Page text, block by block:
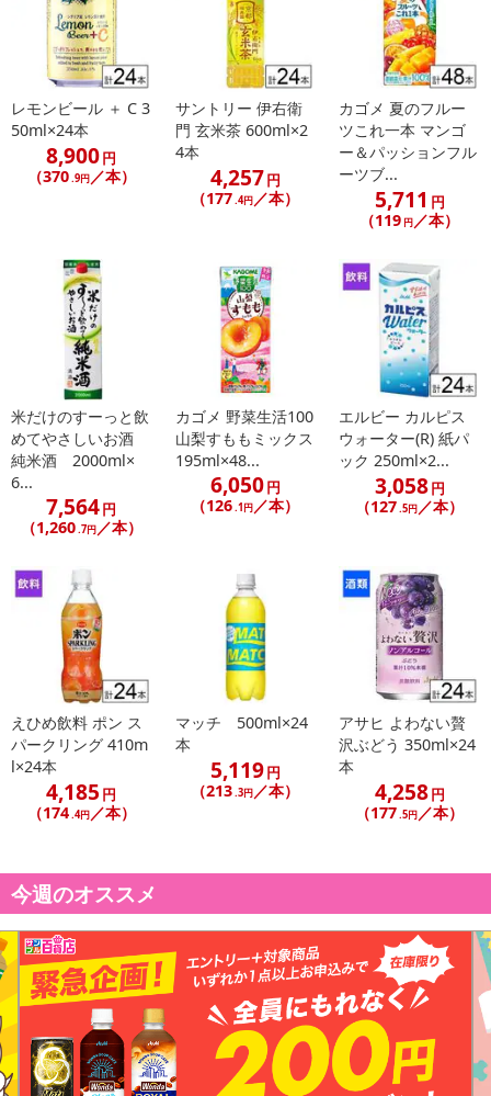
レモンビール ＋ C 3
50ml×24本
8,900円
（370.9円／本）
サントリー 伊右衛
門 玄米茶 600ml×2
4本
4,257円
（177.4円／本）
カゴメ 夏のフルー
ツこれ一本 マンゴ
ー＆パッションフル
ーツブ...
5,711 円
（119 円／本）
米だけのすーっと飲
めてやさしいお酒
純米酒 2000ml×
6...
7,564円
（1,260.7円／本）
カゴメ 野菜生活100
山梨すももミックス
195ml×48...
6,050円
（126.1円 ／本）
エルビー カルピス
ウォーター(R) 紙パ
ック 250ml×2...
3,058円
（127.5円 ／本）
えひめ飲料 ポン ス
パークリング 410m
l×24本
4,185 円
（174.4円／本）
マッチ 500ml×24
本
5,119円
（213.3円／本）
アサヒ よわない贅
沢ぶどう 350ml×24
本
4,258円
（177.5円／本）
今週のオススメ